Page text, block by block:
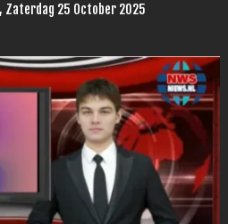
Zaterdag 25 October 2025